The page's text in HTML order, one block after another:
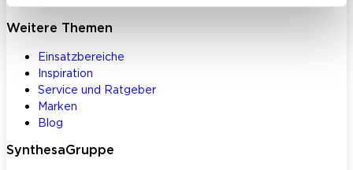
Weitere Themen
Einsatzbereiche
Inspiration
Service und Ratgeber
Marken
Blog
SynthesaGruppe